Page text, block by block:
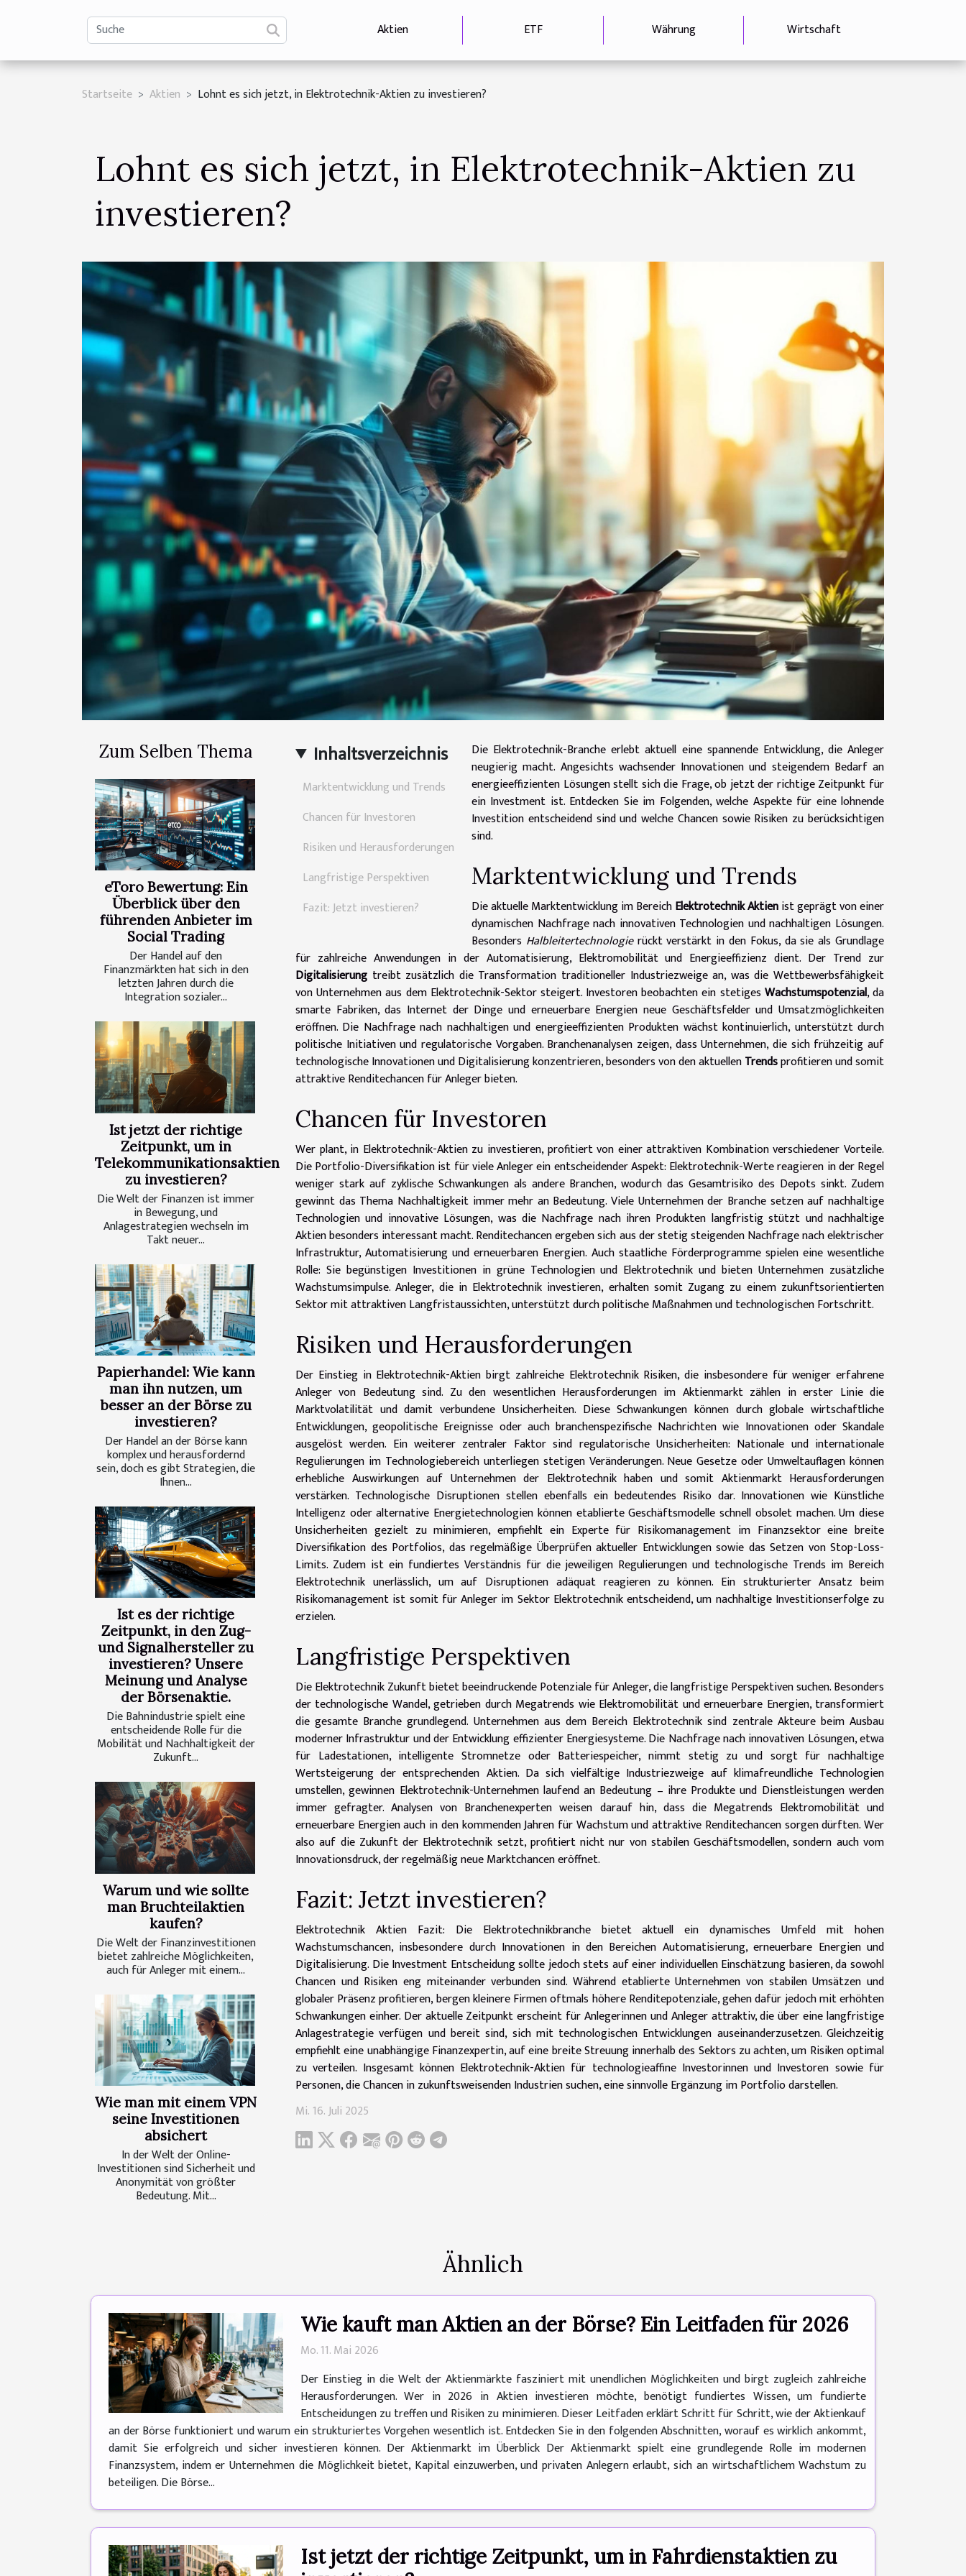
Aktien ETF Währung Wirtschaft
Startseite Aktien Lohnt es sich jetzt, in Elektrotechnik-Aktien zu investieren?
Lohnt es sich jetzt, in Elektrotechnik-Aktien zu
investieren?
Zum Selben Thema
eToro Bewertung: Ein
Überblick über den
führenden Anbieter im
Social Trading
Der Handel auf den
Finanzmärkten hat sich in den
letzten Jahren durch die
Integration sozialer...
Ist jetzt der richtige
Zeitpunkt, um in
Telekommunikationsaktien
zu investieren?
Die Welt der Finanzen ist immer
in Bewegung, und
Anlagestrategien wechseln im
Takt neuer...
Papierhandel: Wie kann
man ihn nutzen, um
besser an der Börse zu
investieren?
Der Handel an der Börse kann
komplex und herausfordernd
sein, doch es gibt Strategien, die
Ihnen...
Ist es der richtige
Zeitpunkt, in den Zug-
und Signalhersteller zu
investieren? Unsere
Meinung und Analyse
der Börsenaktie.
Die Bahnindustrie spielt eine
entscheidende Rolle für die
Mobilität und Nachhaltigkeit der
Zukunft...
Warum und wie sollte
man Bruchteilaktien
kaufen?
Die Welt der Finanzinvestitionen
bietet zahlreiche Möglichkeiten,
auch für Anleger mit einem...
Wie man mit einem VPN
seine Investitionen
absichert
In der Welt der Online-
Investitionen sind Sicherheit und
Anonymität von größter
Bedeutung. Mit...
Inhaltsverzeichnis
Marktentwicklung und Trends
Chancen für Investoren
Risiken und Herausforderungen
Langfristige Perspektiven
Fazit: Jetzt investieren?
Die Elektrotechnik-Branche erlebt aktuell eine spannende Entwicklung, die Anleger
neugierig macht. Angesichts wachsender Innovationen und steigendem Bedarf an
energieeffizienten Lösungen stellt sich die Frage, ob jetzt der richtige Zeitpunkt für
ein Investment ist. Entdecken Sie im Folgenden, welche Aspekte für eine lohnende
Investition entscheidend sind und welche Chancen sowie Risiken zu berücksichtigen
sind.
Marktentwicklung und Trends
Die aktuelle Marktentwicklung im BereichElektrotechnik Aktienist geprägt von einer
dynamischen Nachfrage nach innovativen Technologien und nachhaltigen Lösungen.
Besonders Halbleitertechnologierückt verstärkt in den Fokus, da sie als Grundlage
für zahlreiche Anwendungen in der Automatisierung, Elektromobilität und Energieeffizienz dient. Der Trend zur
Digitalisierung treibt zusätzlich die Transformation traditioneller Industriezweige an, was die Wettbewerbsfähigkeit
von Unternehmen aus dem Elektrotechnik-Sektor steigert. Investoren beobachten ein stetiges Wachstumspotenzial, da
smarte Fabriken, das Internet der Dinge und erneuerbare Energien neue Geschäftsfelder und Umsatzmöglichkeiten
eröffnen. Die Nachfrage nach nachhaltigen und energieeffizienten Produkten wächst kontinuierlich, unterstützt durch
politische Initiativen und regulatorische Vorgaben. Branchenanalysen zeigen, dass Unternehmen, die sich frühzeitig auf
technologische Innovationen und Digitalisierung konzentrieren, besonders von den aktuellenTrendsprofitieren und somit
attraktive Renditechancen für Anleger bieten.
Chancen für Investoren
Wer plant, in Elektrotechnik-Aktien zu investieren, profitiert von einer attraktiven Kombination verschiedener Vorteile.
Die Portfolio-Diversifikation ist für viele Anleger ein entscheidender Aspekt: Elektrotechnik-Werte reagieren in der Regel
weniger stark auf zyklische Schwankungen als andere Branchen, wodurch das Gesamtrisiko des Depots sinkt. Zudem
gewinnt das Thema Nachhaltigkeit immer mehr an Bedeutung. Viele Unternehmen der Branche setzen auf nachhaltige
Technologien und innovative Lösungen, was die Nachfrage nach ihren Produkten langfristig stützt und nachhaltige
Aktien besonders interessant macht. Renditechancen ergeben sich aus der stetig steigenden Nachfrage nach elektrischer
Infrastruktur, Automatisierung und erneuerbaren Energien. Auch staatliche Förderprogramme spielen eine wesentliche
Rolle: Sie begünstigen Investitionen in grüne Technologien und Elektrotechnik und bieten Unternehmen zusätzliche
Wachstumsimpulse. Anleger, die in Elektrotechnik investieren, erhalten somit Zugang zu einem zukunftsorientierten
Sektor mit attraktiven Langfristaussichten, unterstützt durch politische Maßnahmen und technologischen Fortschritt.
Risiken und Herausforderungen
Der Einstieg in Elektrotechnik-Aktien birgt zahlreiche Elektrotechnik Risiken, die insbesondere für weniger erfahrene
Anleger von Bedeutung sind. Zu den wesentlichen Herausforderungen im Aktienmarkt zählen in erster Linie die
Marktvolatilität und damit verbundene Unsicherheiten. Diese Schwankungen können durch globale wirtschaftliche
Entwicklungen, geopolitische Ereignisse oder auch branchenspezifische Nachrichten wie Innovationen oder Skandale
ausgelöst werden. Ein weiterer zentraler Faktor sind regulatorische Unsicherheiten: Nationale und internationale
Regulierungen im Technologiebereich unterliegen stetigen Veränderungen. Neue Gesetze oder Umweltauflagen können
erhebliche Auswirkungen auf Unternehmen der Elektrotechnik haben und somit Aktienmarkt Herausforderungen
verstärken. Technologische Disruptionen stellen ebenfalls ein bedeutendes Risiko dar. Innovationen wie Künstliche
Intelligenz oder alternative Energietechnologien können etablierte Geschäftsmodelle schnell obsolet machen. Um diese
Unsicherheiten gezielt zu minimieren, empfiehlt ein Experte für Risikomanagement im Finanzsektor eine breite
Diversifikation des Portfolios, das regelmäßige Überprüfen aktueller Entwicklungen sowie das Setzen von Stop-Loss-
Limits. Zudem ist ein fundiertes Verständnis für die jeweiligen Regulierungen und technologische Trends im Bereich
Elektrotechnik unerlässlich, um auf Disruptionen adäquat reagieren zu können. Ein strukturierter Ansatz beim
Risikomanagement ist somit für Anleger im Sektor Elektrotechnik entscheidend, um nachhaltige Investitionserfolge zu
erzielen.
Langfristige Perspektiven
Die Elektrotechnik Zukunft bietet beeindruckende Potenziale für Anleger, die langfristige Perspektiven suchen. Besonders
der technologische Wandel, getrieben durch Megatrends wie Elektromobilität und erneuerbare Energien, transformiert
die gesamte Branche grundlegend. Unternehmen aus dem Bereich Elektrotechnik sind zentrale Akteure beim Ausbau
moderner Infrastruktur und der Entwicklung effizienter Energiesysteme. Die Nachfrage nach innovativen Lösungen, etwa
für Ladestationen, intelligente Stromnetze oder Batteriespeicher, nimmt stetig zu und sorgt für nachhaltige
Wertsteigerung der entsprechenden Aktien. Da sich vielfältige Industriezweige auf klimafreundliche Technologien
umstellen, gewinnen Elektrotechnik-Unternehmen laufend an Bedeutung – ihre Produkte und Dienstleistungen werden
immer gefragter. Analysen von Branchenexperten weisen darauf hin, dass die Megatrends Elektromobilität und
erneuerbare Energien auch in den kommenden Jahren für Wachstum und attraktive Renditechancen sorgen dürften. Wer
also auf die Zukunft der Elektrotechnik setzt, profitiert nicht nur von stabilen Geschäftsmodellen, sondern auch vom
Innovationsdruck, der regelmäßig neue Marktchancen eröffnet.
Fazit: Jetzt investieren?
Elektrotechnik Aktien Fazit: Die Elektrotechnikbranche bietet aktuell ein dynamisches Umfeld mit hohen
Wachstumschancen, insbesondere durch Innovationen in den Bereichen Automatisierung, erneuerbare Energien und
Digitalisierung. Die Investment Entscheidung sollte jedoch stets auf einer individuellen Einschätzung basieren, da sowohl
Chancen und Risiken eng miteinander verbunden sind. Während etablierte Unternehmen von stabilen Umsätzen und
globaler Präsenz profitieren, bergen kleinere Firmen oftmals höhere Renditepotenziale, gehen dafür jedoch mit erhöhten
Schwankungen einher. Der aktuelle Zeitpunkt erscheint für Anlegerinnen und Anleger attraktiv, die über eine langfristige
Anlagestrategie verfügen und bereit sind, sich mit technologischen Entwicklungen auseinanderzusetzen. Gleichzeitig
empfiehlt eine unabhängige Finanzexpertin, auf eine breite Streuung innerhalb des Sektors zu achten, um Risiken optimal
zu verteilen. Insgesamt können Elektrotechnik-Aktien für technologieaffine Investorinnen und Investoren sowie für
Personen, die Chancen in zukunftsweisenden Industrien suchen, eine sinnvolle Ergänzung im Portfolio darstellen.
Mi. 16. Juli 2025
Ähnlich
Wie kauft man Aktien an der Börse? Ein Leitfaden für 2026
Mo. 11. Mai 2026
Der Einstieg in die Welt der Aktienmärkte fasziniert mit unendlichen Möglichkeiten und birgt zugleich zahlreiche
Herausforderungen. Wer in 2026 in Aktien investieren möchte, benötigt fundiertes Wissen, um fundierte
Entscheidungen zu treffen und Risiken zu minimieren. Dieser Leitfaden erklärt Schritt für Schritt, wie der Aktienkauf
an der Börse funktioniert und warum ein strukturiertes Vorgehen wesentlich ist. Entdecken Sie in den folgenden Abschnitten, worauf es wirklich ankommt,
damit Sie erfolgreich und sicher investieren können. Der Aktienmarkt im Überblick Der Aktienmarkt spielt eine grundlegende Rolle im modernen
Finanzsystem, indem er Unternehmen die Möglichkeit bietet, Kapital einzuwerben, und privaten Anlegern erlaubt, sich an wirtschaftlichem Wachstum zu
beteiligen. Die Börse...
Ist jetzt der richtige Zeitpunkt, um in Fahrdienstaktien zu